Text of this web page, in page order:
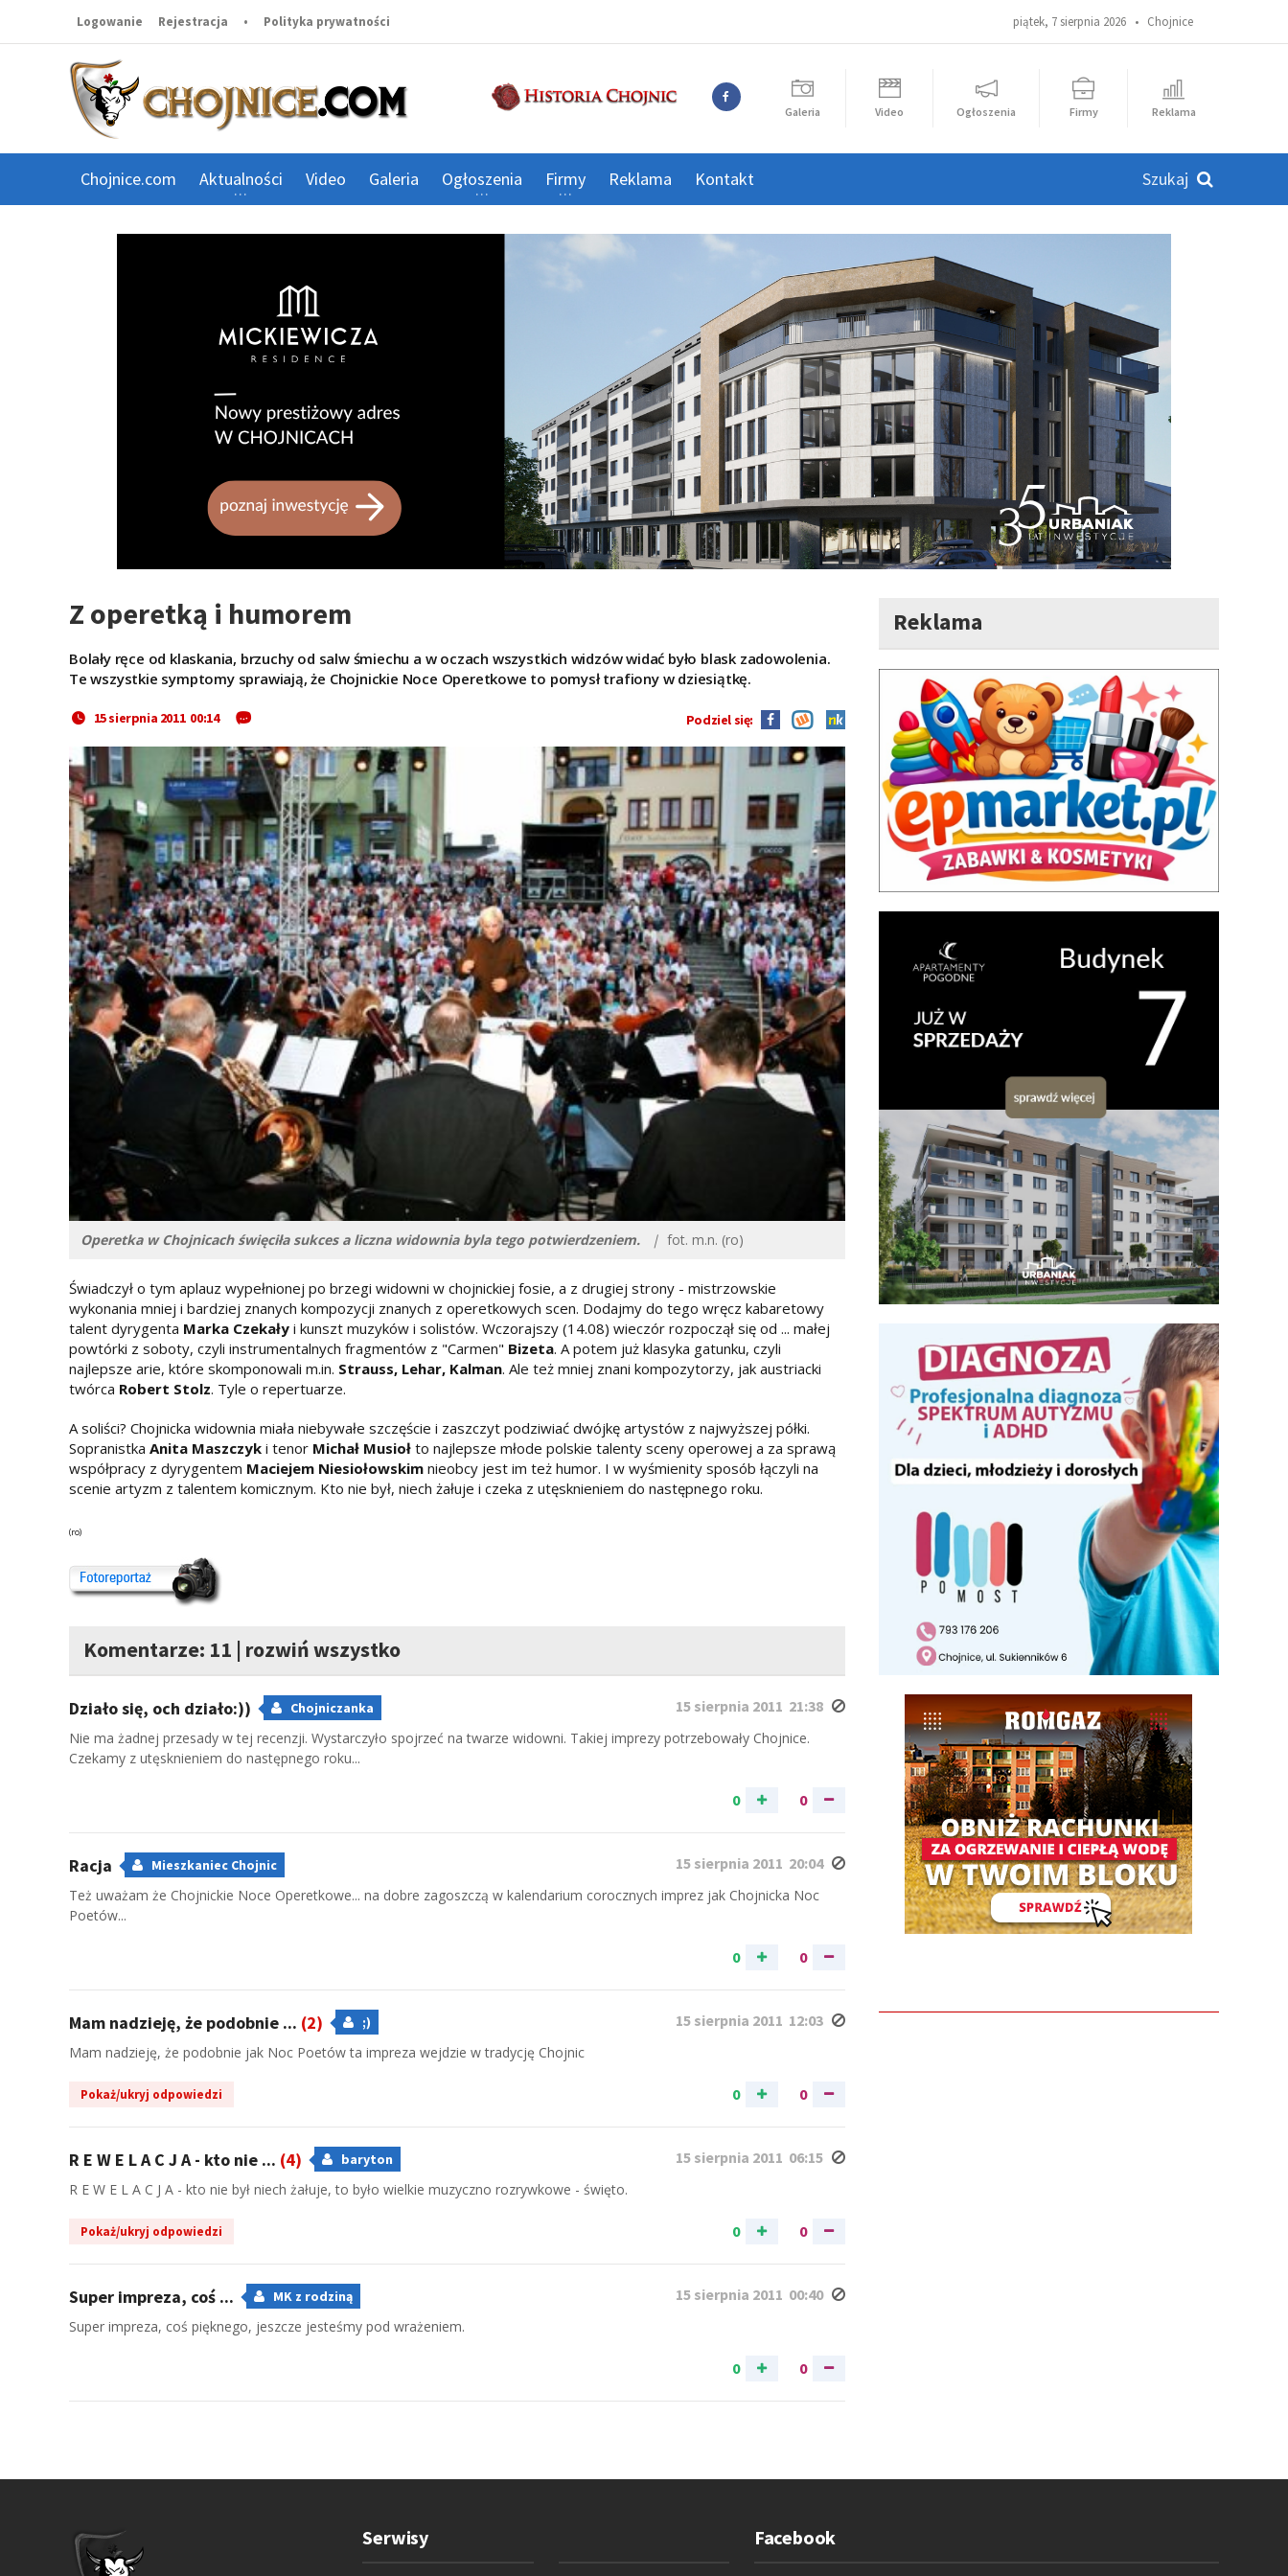
piątek, 7 sierpnia 2026 • Chojnice
Logowanie Rejestracja • Polityka prywatności
Galeria Video Ogłoszenia Firmy Reklama
Chojnice.com Aktualności Video Galeria Ogłoszenia Firmy Reklama Kontakt
Z operetką i humorem
Bolały ręce od klaskania, brzuchy od salw śmiechu a w oczach wszystkich widzów widać było blask zadowolenia.
Te wszystkie symptomy sprawiają, że Chojnickie Noce Operetkowe to pomysł trafiony w dziesiątkę.
15 sierpnia 2011 00:14 Podziel się:
Operetka w Chojnicach święciła sukces a liczna widownia byla tego potwierdzeniem. | fot. m.n. (ro)
Świadczył o tym aplauz wypełnionej po brzegi widowni w chojnickiej fosie, a z drugiej strony - mistrzowskie
wykonania mniej i bardziej znanych kompozycji znanych z operetkowych scen. Dodajmy do tego wręcz kabaretowy
talent dyrygenta Marka Czekały i kunszt muzyków i solistów. Wczorajszy (14.08) wieczór rozpoczął się od ... małej
powtórki z soboty, czyli instrumentalnych fragmentów z "Carmen" Bizeta. A potem już klasyka gatunku, czyli
najlepsze arie, które skomponowali m.in. Strauss, Lehar, Kalman. Ale też mniej znani kompozytorzy, jak austriacki
twórca Robert Stolz. Tyle o repertuarze.
A soliści? Chojnicka widownia miała niebywałe szczęście i zaszczyt podziwiać dwójkę artystów z najwyższej półki.
Sopranistka Anita Maszczyk i tenor Michał Musioł to najlepsze młode polskie talenty sceny operowej a za sprawą
współpracy z dyrygentem Maciejem Niesiołowskim nieobcy jest im też humor. I w wyśmienity sposób łączyli na
scenie artyzm z talentem komicznym. Kto nie był, niech żałuje i czeka z utęsknieniem do następnego roku.
(ro)
Komentarze: 11 | rozwiń wszystko
15 sierpnia 2011 21:38
Działo się, och działo:)) Chojniczanka
Nie ma żadnej przesady w tej recenzji. Wystarczyło spojrzeć na twarze widowni. Takiej imprezy potrzebowały Chojnice.
Czekamy z utęsknieniem do następnego roku...
0 0
15 sierpnia 2011 20:04
Racja Mieszkaniec Chojnic
Też uważam że Chojnickie Noce Operetkowe... na dobre zagoszczą w kalendarium corocznych imprez jak Chojnicka Noc
Poetów...
0 0
15 sierpnia 2011 12:03
Mam nadzieję, że podobnie ... (2) ;)
Mam nadzieję, że podobnie jak Noc Poetów ta impreza wejdzie w tradycję Chojnic
0 0
Pokaż/ukryj odpowiedzi
15 sierpnia 2011 06:15
R E W E L A C J A - kto nie ... (4) baryton
R E W E L A C J A - kto nie był niech żałuje, to było wielkie muzyczno rozrywkowe - święto.
0 0
Pokaż/ukryj odpowiedzi
15 sierpnia 2011 00:40
Super impreza, coś ... MK z rodziną
Super impreza, coś pięknego, jeszcze jesteśmy pod wrażeniem.
0 0
Reklama
Serwisy Facebook